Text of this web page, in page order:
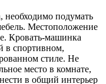
необходимо подумать
Местоположение
Кровать-машинка
в спортивном,
стиле. Не
место в комнате,
в общий интерьер